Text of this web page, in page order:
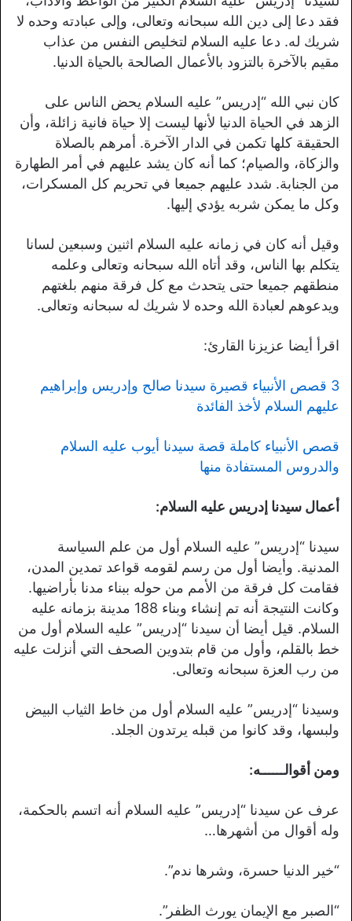
فقد دعا إلى دين الله سبحانه وتعالى، وإلى عبادته وحده لا
شريك له. دعا عليه السلام لتخليص النفس من عذاب
مقيم بالآخرة بالتزود بالأعمال الصالحة بالحياة الدنيا.
كان نبي الله “إدريس” عليه السلام يحض الناس على
الزهد في الحياة الدنيا لأنها ليست إلا حياة فانية زائلة، وأن
الحقيقة كلها تكمن في الدار الآخرة. أمرهم بالصلاة
والزكاة، والصيام؛ كما أنه كان يشد عليهم في أمر الطهارة
من الجنابة. شدد عليهم جميعا في تحريم كل المسكرات،
وكل ما يمكن شربه يؤدي إليها.
وقيل أنه كان في زمانه عليه السلام اثنين وسبعين لسانا
يتكلم بها الناس، وقد أتاه الله سبحانه وتعالى وعلمه
منطقهم جميعا حتى يتحدث مع كل فرقة منهم بلغتهم
ويدعوهم لعبادة الله وحده لا شريك له سبحانه وتعالى.
اقرأ أيضا عزيزنا القارئ:
3 قصص الأنبياء قصيرة سيدنا صالح وإدريس وإبراهيم
عليهم السلام لأخذ الفائدة
قصص الأنبياء كاملة قصة سيدنا أيوب عليه السلام
والدروس المستفادة منها
أعمال سيدنا إدريس عليه السلام:
سيدنا “إدريس” عليه السلام أول من علم السياسة
المدنية. وأيضا أول من رسم لقومه قواعد تمدين المدن،
فقامت كل فرقة من الأمم من حوله ببناء مدنا بأراضيها.
وكانت النتيجة أنه تم إنشاء وبناء 188 مدينة بزمانه عليه
السلام. قيل أيضا أن سيدنا “إدريس” عليه السلام أول من
خط بالقلم، وأول من قام بتدوين الصحف التي أنزلت عليه
من رب العزة سبحانه وتعالى.
وسيدنا “إدريس” عليه السلام أول من خاط الثياب البيض
ولبسها، وقد كانوا من قبله يرتدون الجلد.
ومن أقوالــــــه:
عرف عن سيدنا “إدريس” عليه السلام أنه اتسم بالحكمة،
وله أقوال من أشهرها…
“خير الدنيا حسرة، وشرها ندم”.
“الصبر مع الإيمان يورث الظفر”.